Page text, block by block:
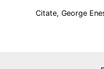
Citate,George